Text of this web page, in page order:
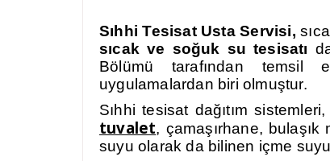
Sıhhi Tesisat Usta Servisi,
sıcak ve soğuk su tesisatı
Bölümü tarafından
uygulamalardan biri olmuştur.
Sıhhi tesisat dağıtım
tuvalet, çamaşırhane,
suyu olarak da bilinen içme